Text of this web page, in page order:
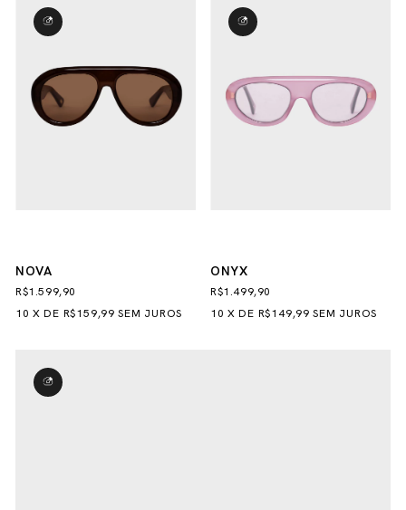
NOVA
R$1.599,90
10 XDE R$159,99 SEM JUROS
ONYX
R$1.499,90
10 XDE R$149,99 SEM JUROS